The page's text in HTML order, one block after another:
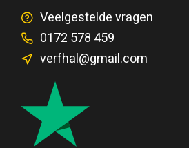
Veelgestelde vragen
0172 578 459
verfhal@gmail.com